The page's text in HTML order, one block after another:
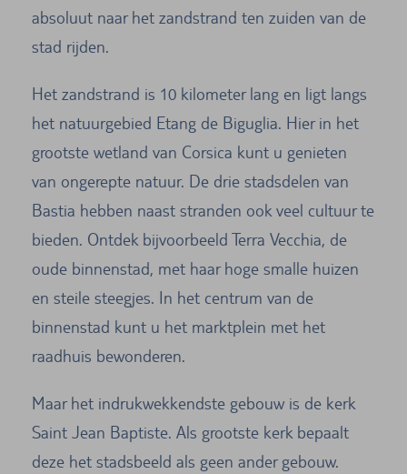
absoluut naar het zandstrand ten zuiden van de
stad rijden.
Het zandstrand is 10 kilometer lang en ligt langs
het natuurgebied Etang de Biguglia. Hier in het
grootste wetland van Corsica kunt u genieten
van ongerepte natuur. De drie stadsdelen van
Bastia hebben naast stranden ook veel cultuur te
bieden. Ontdek bijvoorbeeld Terra Vecchia, de
oude binnenstad, met haar hoge smalle huizen
en steile steegjes. In het centrum van de
binnenstad kunt u het marktplein met het
raadhuis bewonderen.
Maar het indrukwekkendste gebouw is de kerk
Saint Jean Baptiste. Als grootste kerk bepaalt
deze het stadsbeeld als geen ander gebouw.